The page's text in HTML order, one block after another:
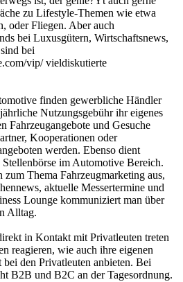
zu Lifestyle-Themen wie etwa
oder Fliegen. Aber auch
bei Luxusgütern, Wirtschaftsnews,
bei
vip/ vieldiskutierte
finden gewerbliche Händler
Nutzungsgebühr ihr eigenes
Fahrzeugangebote und Gesuche
Kooperationen oder
werden. Ebenso dient
im Automotive Bereich.
Thema Fahrzeugmarketing aus,
aktuelle Messertermine und
Lounge kommuniziert man über
Alltag.
in Kontakt mit Privatleuten treten
reagieren, wie auch ihre eigenen
den Privatleuten anbieten. Bei
B2B und B2C an der Tagesordnung.